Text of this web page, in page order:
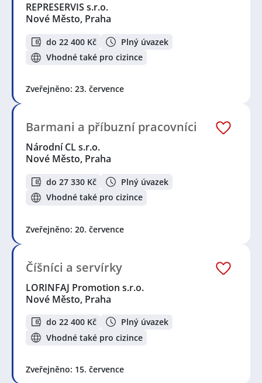
REPRESERVIS s.r.o.
Nové Město, Praha
do 22 400 Kč
Plný úvazek
Vhodné také pro cizince
Zveřejněno: 23. července
Barmani a příbuzní pracovníci
Národní CL s.r.o.
Nové Město, Praha
do 27 330 Kč
Plný úvazek
Vhodné také pro cizince
Zveřejněno: 20. července
Číšníci a servírky
LORINFAJ Promotion s.r.o.
Nové Město, Praha
do 22 400 Kč
Plný úvazek
Vhodné také pro cizince
Zveřejněno: 15. července